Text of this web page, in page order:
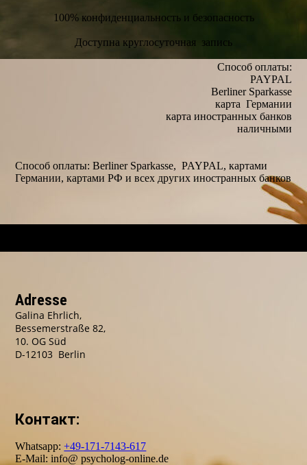
100% конфиденциальность и безопасность
Доступна круглосуточная запись
Способ оплаты:
PAYPAL
Berliner Sparkasse
карта Германии
карта иностранных банков
наличными
Способ оплаты: Berliner Sparkasse, PAYPAL, картами
Германии, картами РФ и всех других иностранных банков
Adresse
Galina Ehrlich,
Bessemerstraße 82,
10. OG Süd
D-12103 Berlin
Контакт:
Whatsapp:+49-171-7143-617
E-Mail: info@ psycholog-online.de